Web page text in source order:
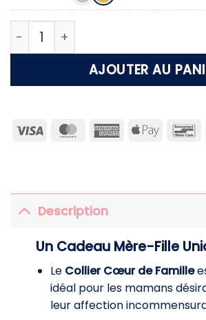
quantité de Collier Coeur de
AJOUTER AU
Visa MasterCardAmericanApple
Description
Un Cadeau Mère-Fille
LeCollier Cœur de Famille
idéal pour les mamans
leur affection